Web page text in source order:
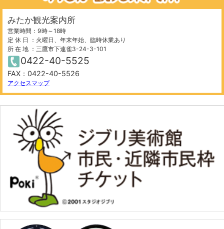
みたか観光案内所
営業時間：9時～18時
定 休 日 ：火曜日、年末年始、臨時休業あり
所 在 地 ：三鷹市下連雀3-24-3-101
0422-40-5525
FAX：0422-40-5526
アクセスマップ